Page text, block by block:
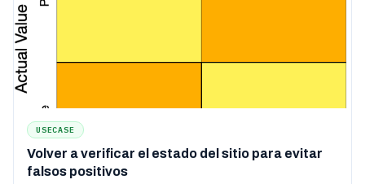
USECASE
Volver a verificar el estado del sitio para evitar
falsos positivos